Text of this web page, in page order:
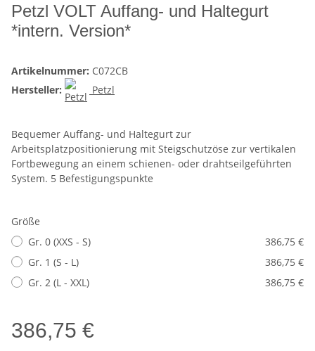
Petzl VOLT Auffang- und Haltegurt
*intern. Version*
Artikelnummer: C072CB
Hersteller:
Petzl
Bequemer Auffang- und Haltegurt zur
Arbeitsplatzpositionierung mit Steigschutzöse zur vertikalen
Fortbewegung an einem schienen- oder drahtseilgeführten
System. 5 Befestigungspunkte
Größe
Gr. 0 (XXS - S)
386,75 €
Gr. 1 (S - L)
386,75 €
Gr. 2 (L - XXL)
386,75 €
386,75 €